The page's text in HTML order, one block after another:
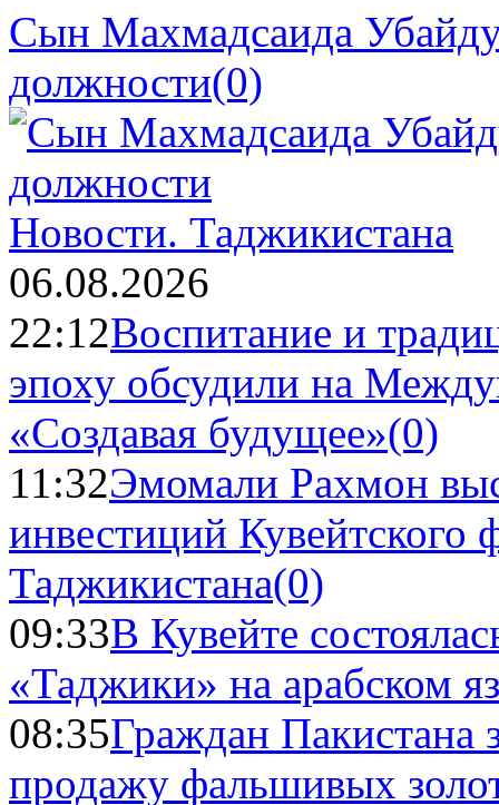
Сын Махмадсаида
должности(0)
Новости. Таджикистана
06.08.2026
22:12Воспитание и
эпоху обсудили на
«Создавая будущее»(0)
11:32Эмомали Рахмон
инвестиций Кувейтского
Таджикистана(0)
09:33В Кувейте
«Таджики» на арабском
08:35Граждан Пакистана
продажу фальшивых